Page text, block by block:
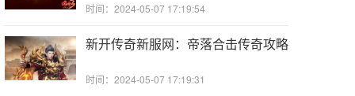
时间：2024-05-07 17:19:54
新开传奇新服网：帝落合击传奇攻略
时间：2024-05-07 17:19:31